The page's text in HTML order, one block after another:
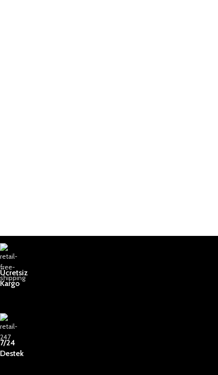
Ücretsiz
Kargo
7/24
Destek